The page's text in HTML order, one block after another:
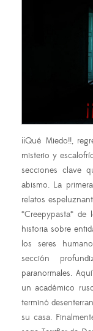
¡¡Qué Miedo!!,
misterio y
secciones clave
abismo. La
relatos
*Creepypasta* de
historia sobre
los seres
sección
paranormales.
un académico
terminó
su casa.